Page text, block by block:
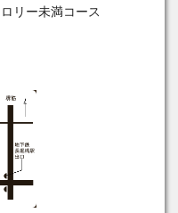
リー未満コース